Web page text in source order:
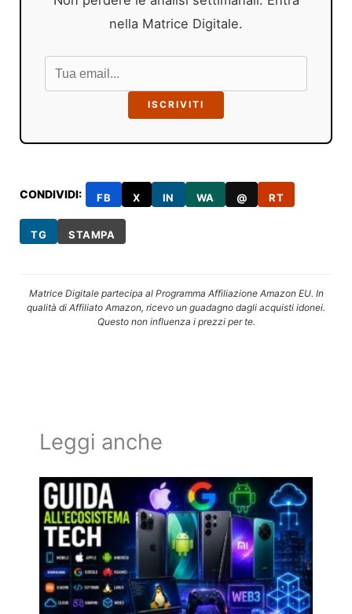
nella Matrice Digitale.
ISCRIVITI
CONDIVIDI: FB X IN WA @ RT
TG STAMPA
Matrice Digitale partecipa al Programma Affiliazione Amazon EU. In
qualità di Affiliato Amazon, ricevo un guadagno dagli acquisti idonei.
Questo non influenza i prezzi per te.
Leggi anche